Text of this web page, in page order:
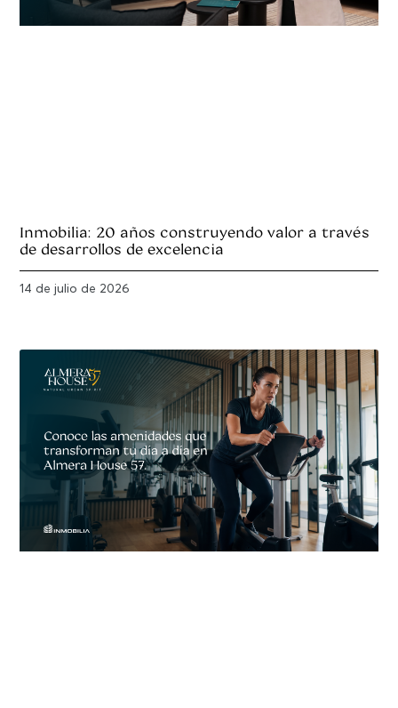
Inmobilia: 20 años construyendo valor a través
de desarrollos de excelencia
14 de julio de 2026